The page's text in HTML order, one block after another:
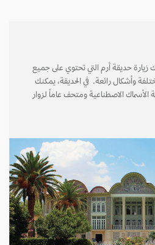
حديقة أرم التي تحتوي على جميع
وأشكال رائعة. في الحديقة، يمكنك
الاصطناعية ومتحف عاماً لزوار